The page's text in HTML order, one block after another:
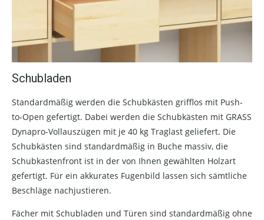
Schubladen
Standardmäßig werden die Schubkästen grifflos mit Push-
to-Open gefertigt. Dabei werden die Schubkästen mit GRASS
Dynapro-Vollauszügen mit je 40 kg Traglast geliefert. Die
Schubkästen sind standardmäßig in Buche massiv, die
Schubkastenfront ist in der von Ihnen gewählten Holzart
gefertigt. Für ein akkurates Fugenbild lassen sich sämtliche
Beschläge nachjustieren.
Fächer mit Schubladen und Türen sind standardmäßig ohne